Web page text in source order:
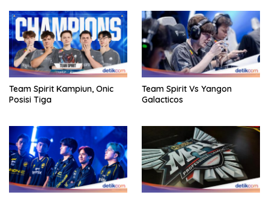
Team Spirit Kampiun, Onic
Posisi Tiga
Team Spirit Vs Yangon
Galacticos